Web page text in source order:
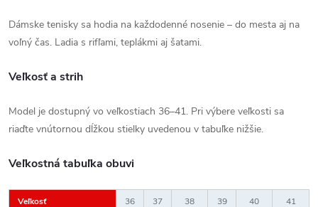
Dámske tenisky sa hodia na každodenné nosenie – do mesta aj na
voľný čas. Ladia s rifľami, teplákmi aj šatami.
Veľkosť a strih
Model je dostupný vo veľkostiach 36–41. Pri výbere veľkosti sa
riaďte vnútornou dĺžkou stielky uvedenou v tabuľke nižšie.
Veľkostná tabuľka obuvi
Veľkosť 36 37 38 39 40 41